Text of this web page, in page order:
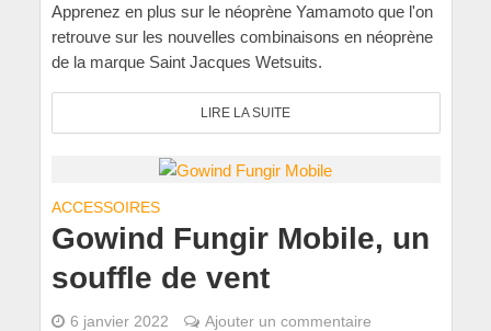
Apprenez en plus sur le néoprène Yamamoto que l'on
retrouve sur les nouvelles combinaisons en néoprène
de la marque Saint Jacques Wetsuits.
LIRE LA SUITE
ACCESSOIRES
Gowind Fungir Mobile, un
souffle de vent
6 janvier 2022
Ajouter un commentaire